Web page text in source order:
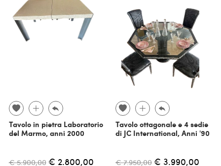
Tavolo in pietra Laboratorio
del Marmo, anni 2000
€ 5.900,00 € 2.800,00
Tavolo ottagonale e 4 sedie
di JC International, Anni '90
€ 7.950,00 € 3.990,00